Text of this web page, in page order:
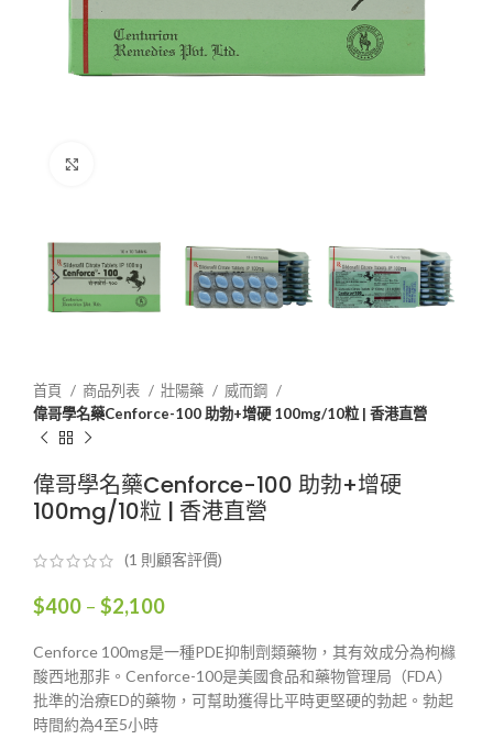
首頁 商品列表 壯陽藥
威而鋼
偉哥學名藥Cenforce-100 助勃+增硬 100mg/10粒 | 香港直營
偉哥學名藥Cenforce-100 助勃+增硬
100mg/10粒 | 香港直營
(1 則顧客評價)
$400 – $2,100價
範
圍：
$400
Cenforce 100mg是一種PDE抑制劑類藥物，其有效成分為枸櫞
酸西地那非。Cenforce-100是美國食品和藥物管理局（FDA）
批準的治療ED的藥物，可幫助獲得比平時更堅硬的勃起。勃起
時間約為4至5小時